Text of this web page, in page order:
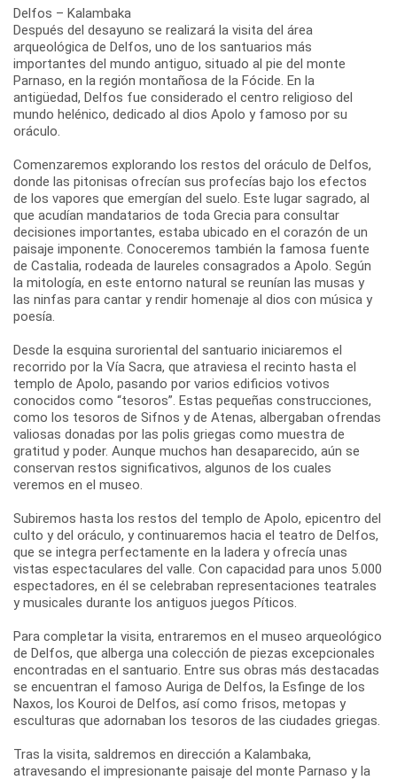
Delfos – Kalambaka
Después del desayuno se realizará la visita del área
arqueológica de Delfos, uno de los santuarios más
importantes del mundo antiguo, situado al pie del monte
Parnaso, en la región montañosa de la Fócide. En la
antigüedad, Delfos fue considerado el centro religioso del
mundo helénico, dedicado al dios Apolo y famoso por su
oráculo.
Comenzaremos explorando los restos del oráculo de Delfos,
donde las pitonisas ofrecían sus profecías bajo los efectos
de los vapores que emergían del suelo. Este lugar sagrado, al
que acudían mandatarios de toda Grecia para consultar
decisiones importantes, estaba ubicado en el corazón de un
paisaje imponente. Conoceremos también la famosa fuente
de Castalia, rodeada de laureles consagrados a Apolo. Según
la mitología, en este entorno natural se reunían las musas y
las ninfas para cantar y rendir homenaje al dios con música y
poesía.
Desde la esquina suroriental del santuario iniciaremos el
recorrido por la Vía Sacra, que atraviesa el recinto hasta el
templo de Apolo, pasando por varios edificios votivos
conocidos como “tesoros”. Estas pequeñas construcciones,
como los tesoros de Sifnos y de Atenas, albergaban ofrendas
valiosas donadas por las polis griegas como muestra de
gratitud y poder. Aunque muchos han desaparecido, aún se
conservan restos significativos, algunos de los cuales
veremos en el museo.
Subiremos hasta los restos del templo de Apolo, epicentro del
culto y del oráculo, y continuaremos hacia el teatro de Delfos,
que se integra perfectamente en la ladera y ofrecía unas
vistas espectaculares del valle. Con capacidad para unos 5.000
espectadores, en él se celebraban representaciones teatrales
y musicales durante los antiguos juegos Píticos.
Para completar la visita, entraremos en el museo arqueológico
de Delfos, que alberga una colección de piezas excepcionales
encontradas en el santuario. Entre sus obras más destacadas
se encuentran el famoso Auriga de Delfos, la Esfinge de los
Naxos, los Kouroi de Delfos, así como frisos, metopas y
esculturas que adornaban los tesoros de las ciudades griegas.
Tras la visita, saldremos en dirección a Kalambaka,
atravesando el impresionante paisaje del monte Parnaso y la